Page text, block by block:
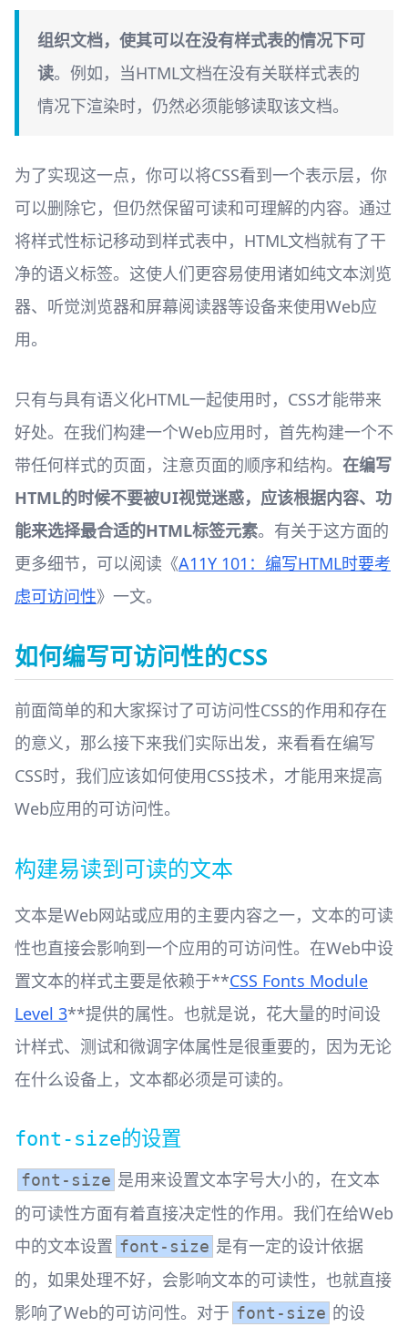
组织文档，使其可以在没有样式表的情况下可
读。例如，当HTML文档在没有关联样式表的
情况下渲染时，仍然必须能够读取该文档。
为了实现这一点，你可以将CSS看到一个表示层，你
可以删除它，但仍然保留可读和可理解的内容。通过
将样式性标记移动到样式表中，HTML文档就有了干
净的语义标签。这使人们更容易使用诸如纯文本浏览
器、听觉浏览器和屏幕阅读器等设备来使用Web应
用。
只有与具有语义化HTML一起使用时，CSS才能带来
好处。在我们构建一个Web应用时，首先构建一个不
带任何样式的页面，注意页面的顺序和结构。 在编写
HTML的时候不要被UI视觉迷惑，应该根据内容、功
能来选择最合适的HTML标签元素。有关于这方面的
更多细节，可以阅读《A11Y 101：编写HTML时要考
虑可访问性》一文。
如何编写可访问性的CSS
前面简单的和大家探讨了可访问性CSS的作用和存在
的意义，那么接下来我们实际出发，来看看在编写
CSS时，我们应该如何使用CSS技术，才能用来提高
Web应用的可访问性。
构建易读到可读的文本
文本是Web网站或应用的主要内容之一，文本的可读
性也直接会影响到一个应用的可访问性。在Web中设
置文本的样式主要是依赖于**CSS Fonts Module
Level 3**提供的属性。也就是说，花大量的时间设
计样式、测试和微调字体属性是很重要的，因为无论
在什么设备上，文本都必须是可读的。
font-size的设置
font-size 是用来设置文本字号大小的，在文本
的可读性方面有着直接决定性的作用。我们在给Web
中的文本设置 font-size 是有一定的设计依据
的，如果处理不好，会影响文本的可读性，也就直接
影响了Web的可访问性。对于 font-size 的设